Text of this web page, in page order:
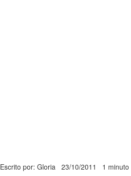
Escrito por: Gloria 23/10/2011 1 minuto